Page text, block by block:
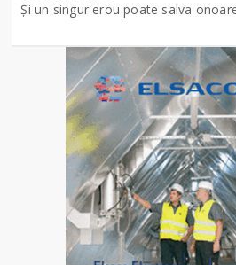
Și un singur erou poate salva